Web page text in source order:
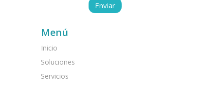
Menú
Inicio
Soluciones
Servicios